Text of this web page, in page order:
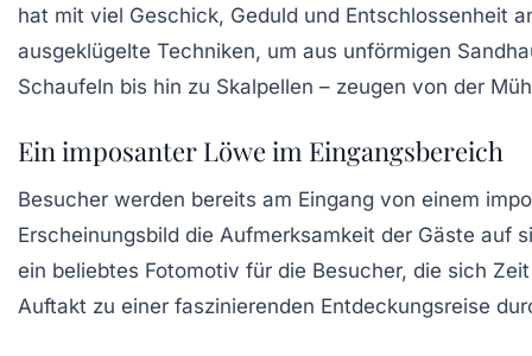
hat mit viel Geschick, Geduld und Entschlossenheit
ausgeklügelte Techniken, um aus unförmigen
Schaufeln bis hin zu Skalpellen – zeugen von der
Ein imposanter Löwe im Eingangsbereich
Besucher werden bereits am Eingang von einem
Erscheinungsbild die Aufmerksamkeit der Gäste auf
ein beliebtes Fotomotiv für die Besucher, die sich
Auftakt zu einer faszinierenden Entdeckungsreise